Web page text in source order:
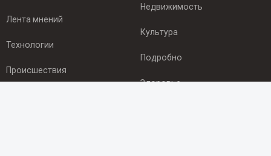
Лента мнений
Технологии
Происшествия
Недвижимость
Культура
Подробно
Здоровье